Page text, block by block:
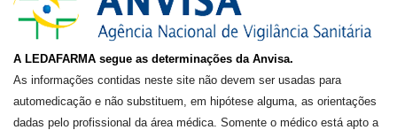
A LEDAFARMA segue as determinações da Anvisa.
As informações contidas neste site não devem ser usadas para
automedicação e não substituem, em hipótese alguma, as orientações
dadas pelo profissional da área médica. Somente o médico está apto a